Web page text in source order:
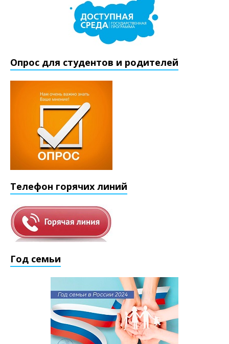
Опрос для студентов и родителей
Телефон горячих линий
Год семьи